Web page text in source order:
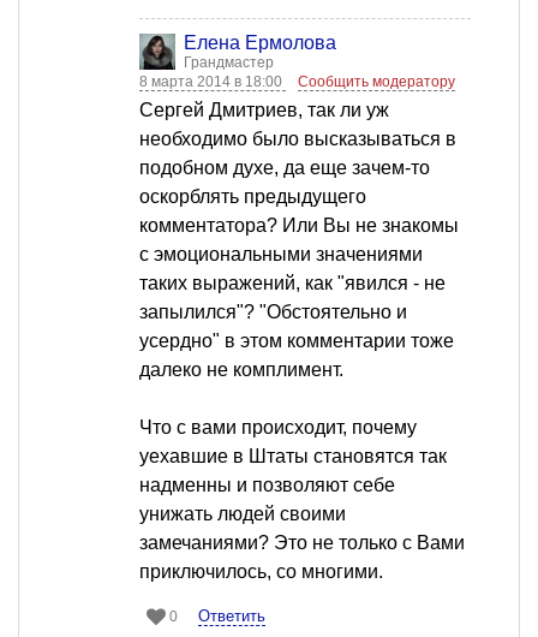
Елена Ермолова
Грандмастер
8 марта 2014 в 18:00
Сообщить модератору
Сергей Дмитриев, так ли уж
необходимо было высказываться в
подобном духе, да еще зачем-то
оскорблять предыдущего
комментатора? Или Вы не знакомы
с эмоциональными значениями
таких выражений, как "явился - не
запылился"? "Обстоятельно и
усердно" в этом комментарии тоже
далеко не комплимент.
Что с вами происходит, почему
уехавшие в Штаты становятся так
надменны и позволяют себе
унижать людей своими
замечаниями? Это не только с Вами
приключилось, со многими.
0 Ответить